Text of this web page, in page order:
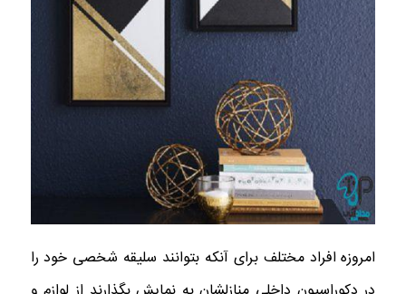
امروزه افراد مختلف برای آنکه بتوانند سلیقه شخصی خود را